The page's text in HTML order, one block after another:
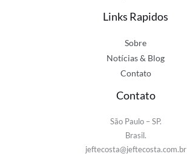
Links Rapidos
Sobre
Notícias & Blog
Contato
Contato
São Paulo – SP.
Brasil.
jeftecosta@jeftecosta.com.br